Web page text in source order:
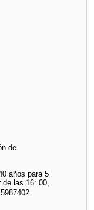
de
años para 5
de las 16: 00,